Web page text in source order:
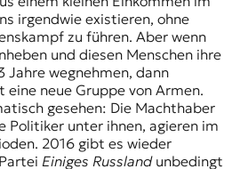
irgendwie existieren, ohne
zu führen. Aber wenn
und diesen Menschen ihre
Jahre wegnehmen, dann
neue Gruppe von Armen.
gesehen: Die Machthaber
Politiker unter ihnen, agieren im
2016 gibt es wieder
Einiges Russlandunbedingt